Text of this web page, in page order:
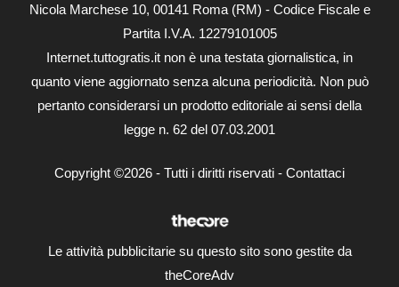
Nicola Marchese 10, 00141 Roma (RM) - Codice Fiscale e
Partita I.V.A. 12279101005
Internet.tuttogratis.it non è una testata giornalistica, in
quanto viene aggiornato senza alcuna periodicità. Non può
pertanto considerarsi un prodotto editoriale ai sensi della
legge n. 62 del 07.03.2001
Copyright ©2026 - Tutti i diritti riservati - Contattaci
Le attività pubblicitarie su questo sito sono gestite da
theCoreAdv